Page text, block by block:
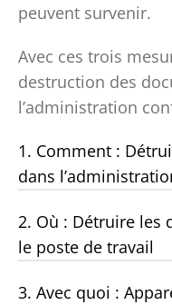
peuvent survenir.
Avec ces trois
destruction des
l’administration
1. Comment :
dans
2. Où : Détruire les
le poste de travail
3. Avec quoi :